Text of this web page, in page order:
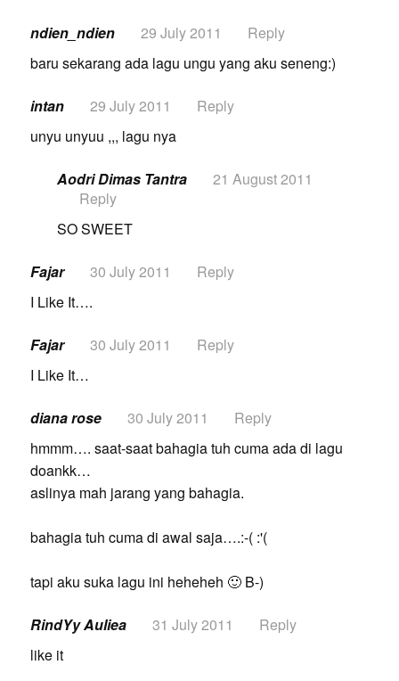
ndien_ndien 29 July 2011
Reply
baru sekarang ada lagu ungu yang aku seneng:)
intan 29 July 2011
Reply
unyu unyuu ,,, lagu nya
Aodri Dimas Tantra
21 August 2011
Reply
SO SWEET
Fajar 30 July 2011
Reply
I Like It….
Fajar 30 July 2011
Reply
I Like It…
diana rose 30 July 2011
Reply
hmmm…. saat-saat bahagia tuh cuma ada di lagu
doankk…
aslinya mah jarang yang bahagia.
bahagia tuh cuma di awal saja….:-( :'(
tapi aku suka lagu ini heheheh 🙂 B-)
RindYy Auliea 31 July 2011
Reply
like it